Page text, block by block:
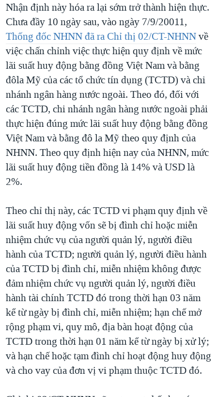
Nhận định này hóa ra lại sớm trở thành hiện thực.
Chưa đầy 10 ngày sau, vào ngày 7/9/20011,
Thống đốc NHNN đã ra Chỉ thị 02/CT-NHNNvề
việc chấn chỉnh việc thực hiện quy định về mức
lãi suất huy động bằng đồng Việt Nam và bằng
đôla Mỹ của các tổ chức tín dụng (TCTD) và chi
nhánh ngân hàng nước ngoài. Theo đó, đối với
các TCTD, chi nhánh ngân hàng nước ngoài phải
thực hiện đúng mức lãi suất huy động bằng đồng
Việt Nam và bằng đô la Mỹ theo quy định của
NHNN. Theo quy định hiện nay của NHNN, mức
lãi suất huy động tiền đồng là 14% và USD là
2%.
Theo chỉ thị này, các TCTD vi phạm quy định về
lãi suất huy động vốn sẽ bị đình chỉ hoặc miễn
nhiệm chức vụ của người quản lý, người điều
hành của TCTD; người quản lý, người điều hành
của TCTD bị đình chỉ, miễn nhiệm không được
đảm nhiệm chức vụ người quản lý, người điều
hành tài chính TCTD đó trong thời hạn 03 năm
kể từ ngày bị đình chỉ, miễn nhiệm; hạn chế mở
rộng phạm vi, quy mô, địa bàn hoạt động của
TCTD trong thời hạn 01 năm kể từ ngày bị xử lý;
và hạn chế hoặc tạm đình chỉ hoạt động huy động
và cho vay của đơn vị vi phạm thuộc TCTD đó.